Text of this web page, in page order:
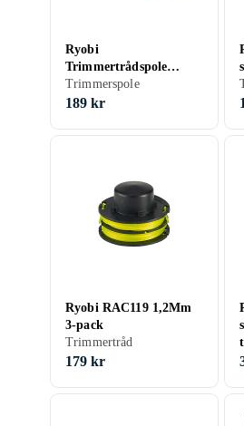
Ryobi
Trimmertrådspole
RAC143, 3-pack
Trimmerspole
189 kr
Ryobi RAC119 1,2Mm
3-pack
Trimmertråd
179 kr